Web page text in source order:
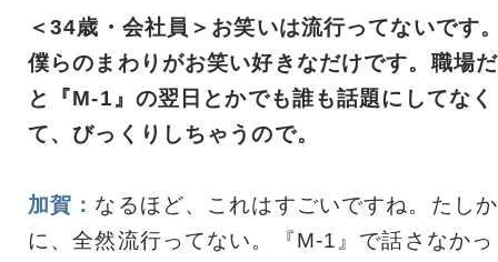
＜34歳・会社員＞お笑いは流行ってないです
僕らのまわりがお笑い好きなだけです。職場だ
と『M-1』の翌日とかでも誰も話題にしてなく
て、びっくりしちゃうので。
加賀： なるほど、これはすごいですね。たしか
に、全然流行ってない。『M-1』で話さなかっ